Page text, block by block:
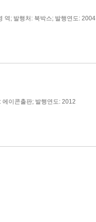
역; 발행처: 북박스; 발행연도: 2004
에이콘출판; 발행연도: 2012